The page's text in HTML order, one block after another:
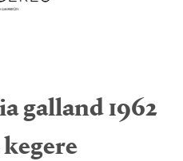
galland 1962